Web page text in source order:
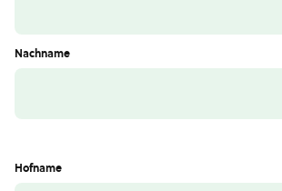
Nachname
Hofname